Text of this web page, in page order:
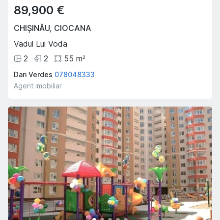
89,900 €
CHIȘINĂU, CIOCANA
Vadul Lui Voda
2
2 55 m2
Dan Verdes 078048333
Agent imobiliar
Oferta Săptămânii
Hot Hot